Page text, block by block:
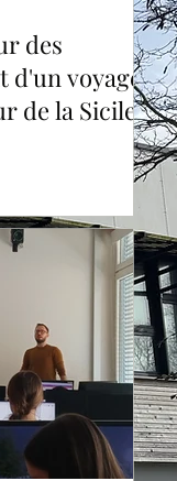
des
d'un voyage
de la Sicile